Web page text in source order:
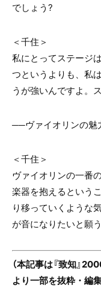
でしょう?
＜千住＞
私にとってステージ
つというよりも、私
うが強いんですよ。
──ヴァイオリンの魅
＜千住＞
ヴァイオリンの一番
楽器を抱えるという
り移っていくような
が音になりたいと願う
（本記事は『致知』
より一部を抜粋・編